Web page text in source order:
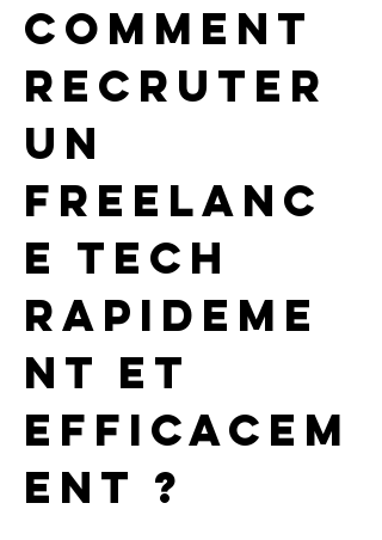
Comment
recruter
un
freelanc
e tech
rapideme
nt et
efficacem
ent ?